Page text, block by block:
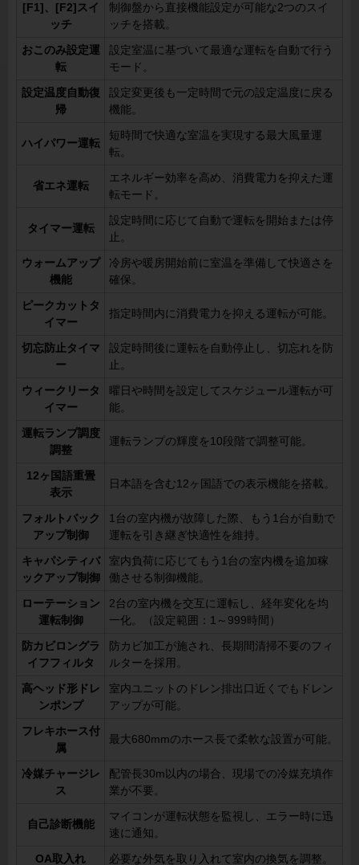
[F1]、[F2]スイ
ッチ
制御盤から直接機能設定が可能な2つのスイ
ッチを搭載。
おこのみ設定運
転
設定室温に基づいて最適な運転を自動で行う
モード。
設定温度自動復
帰
設定変更後も一定時間で元の設定温度に戻る
機能。
ハイパワー運転
短時間で快適な室温を実現する最大風量運
転。
省エネ運転
エネルギー効率を高め、消費電力を抑えた運
転モード。
タイマー運転
設定時間に応じて自動で運転を開始または停
止。
ウォームアップ
機能
冷房や暖房開始前に室温を準備して快適さを
確保。
ピークカットタ
イマー
指定時間内に消費電力を抑える運転が可能。
切忘防止タイマ
ー
設定時間後に運転を自動停止し、切忘れを防
止。
ウィークリータ
イマー
曜日や時間を設定してスケジュール運転が可
能。
運転ランプ調度
調整
運転ランプの輝度を10段階で調整可能。
12ヶ国語重畳
表示
日本語を含む12ヶ国語での表示機能を搭載。
フォルトバック
アップ制御
1台の室内機が故障した際、もう1台が自動で
運転を引き継ぎ快適性を維持。
キャパシティバ
ックアップ制御
室内負荷に応じてもう1台の室内機を追加稼
働させる制御機能。
ローテーション
運転制御
2台の室内機を交互に運転し、経年変化を均
一化。（設定範囲：1～999時間）
防カビロングラ
イフフィルタ
防カビ加工が施され、長期間清掃不要のフィ
ルターを採用。
高ヘッド形ドレ
ンポンプ
室内ユニットのドレン排出口近くでもドレン
アップが可能。
フレキホース付
属
最大680mmのホース長で柔軟な設置が可能。
冷媒チャージレ
ス
配管長30m以内の場合、現場での冷媒充填作
業が不要。
自己診断機能
マイコンが運転状態を監視し、エラー時に迅
速に通知。
OA取入れ 必要な外気を取り入れて室内の換気を調整。